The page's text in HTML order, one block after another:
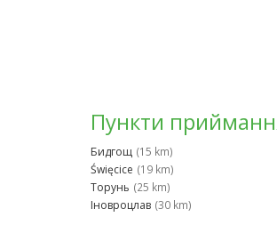
Пункти
Бидгощ (15 km)
Święcice (19 km)
Торунь (25 km)
Іновроцлав (30 km)